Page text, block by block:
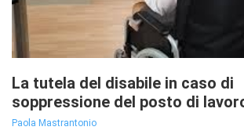
La tutela del disabile in caso di
soppressione del posto di
Paola Mastrantonio